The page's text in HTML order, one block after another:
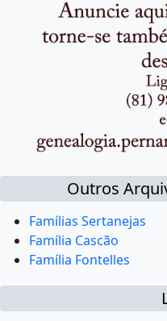
Outros
Famílias Sertanejas
Família Cascão
Família Fontelles